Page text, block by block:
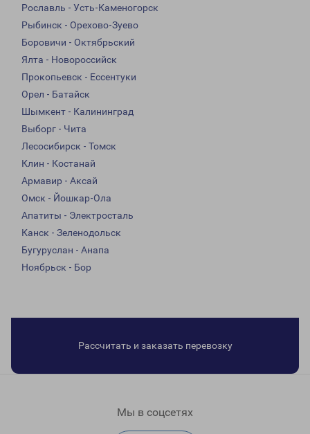
Рославль - Усть-Каменогорск
Рыбинск - Орехово-Зуево
Боровичи - Октябрьский
Ялта - Новороссийск
Прокопьевск - Ессентуки
Орел - Батайск
Шымкент - Калининград
Выборг - Чита
Лесосибирск - Томск
Клин - Костанай
Армавир - Аксай
Омск - Йошкар-Ола
Апатиты - Электросталь
Канск - Зеленодольск
Бугуруслан - Анапа
Ноябрьск - Бор
Рассчитать и заказать перевозку
Мы в соцсетях